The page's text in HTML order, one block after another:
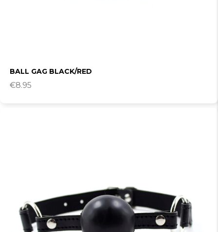
BALL GAG BLACK/RED
€8.95